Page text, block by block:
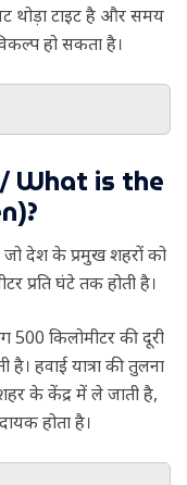
थोड़ा टाइट है और समय
हो सकता है।
/ What is the
जो देश के प्रमुख शहरों को
प्रति घंटे तक होती है।
किलोमीटर की दूरी
हवाई यात्रा की तुलना
के केंद्र में ले जाती है,
होता है।